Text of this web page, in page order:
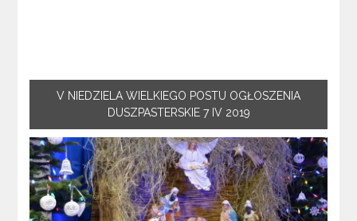
V NIEDZIELA WIELKIEGO POSTU OGŁOSZENIA
DUSZPASTERSKIE 7 IV 2019